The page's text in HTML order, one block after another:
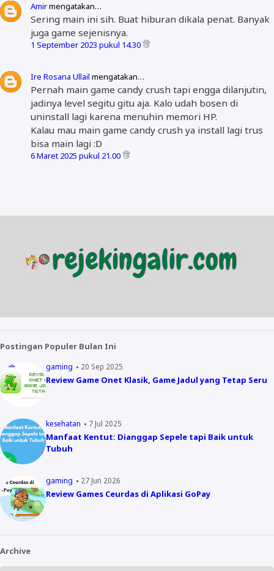
Amirmengatakan…
Sering main ini sih. Buat hiburan dikala penat. Banyak
juga game sejenisnya.
1 September 2023 pukul 14.30
Ire Rosana Ullail mengatakan…
Pernah main game candy crush tapi engga dilanjutin,
jadinya level segitu gitu aja. Kalo udah bosen di
uninstall lagi karena menuhin memori HP.
Kalau mau main game candy crush ya install lagi trus
bisa main lagi :D
6 Maret 2025 pukul 21.00
Postingan Populer Bulan Ini
gaming 20 Sep 2025
Review Game Onet Klasik, Game Jadul yang Tetap Seru
kesehatan 7 Jul 2025
Manfaat Kentut: Dianggap Sepele tapi Baik untuk
Tubuh
gaming 27 Jun 2026
Review Games Ceurdas di Aplikasi GoPay
Archive